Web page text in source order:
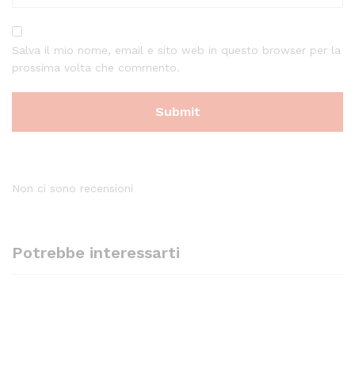
Salva il mio nome, email e sito web in questo browser per la
prossima volta che commento.
Non ci sono recensioni
Potrebbe interessarti